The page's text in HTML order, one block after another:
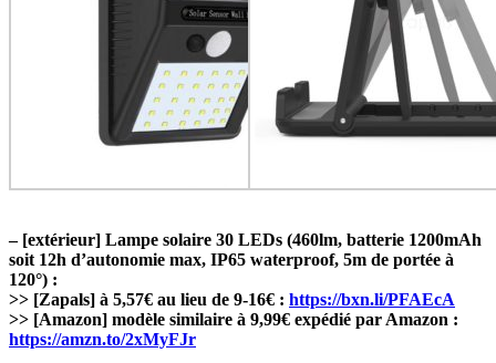
– [extérieur] Lampe solaire 30 LEDs (460lm, batterie 1200mAh
soit 12h d’autonomie max, IP65 waterproof, 5m de portée à
120°) :
>> [Zapals] à 5,57€ au lieu de 9-16€ : https://bxn.li/PFAEcA
>> [Amazon] modèle similaire à 9,99€ expédié par Amazon :
https://amzn.to/2xMyFJr